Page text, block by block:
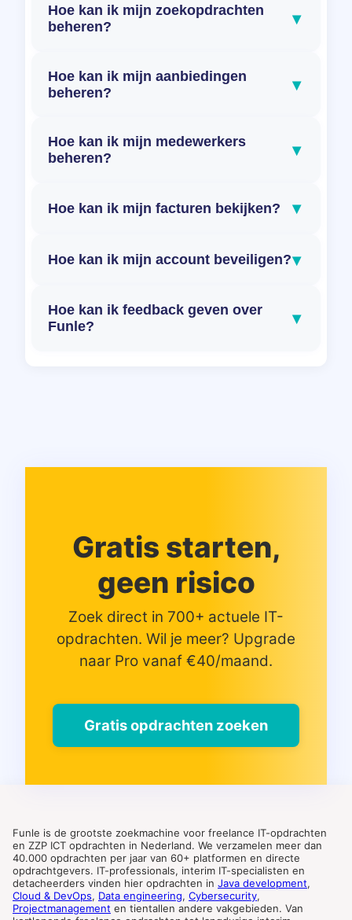
Hoe kan ik mijn zoekopdrachten
beheren?
▾
Hoe kan ik mijn aanbiedingen
beheren?
▾
Hoe kan ik mijn medewerkers
beheren?
▾
Hoe kan ik mijn facturen bekijken? ▾
Hoe kan ik mijn account beveiligen?▾
Hoe kan ik feedback geven over
Funle?
▾
Gratis starten,
geen risico
Zoek direct in 700+ actuele IT-
opdrachten. Wil je meer? Upgrade
naar Pro vanaf €40/maand.
Gratis opdrachten zoeken
Funle is de grootste zoekmachine voor freelance IT-opdrachten
en ZZP ICT opdrachten in Nederland. We verzamelen meer dan
40.000 opdrachten per jaar van 60+ platformen en directe
opdrachtgevers. IT-professionals, interim IT-specialisten en
detacheerders vinden hier opdrachten in Java development,
Cloud & DevOps, Data engineering, Cybersecurity,
Projectmanagement en tientallen andere vakgebieden. Van